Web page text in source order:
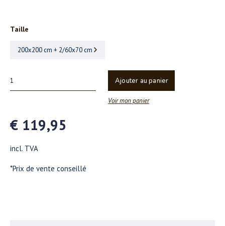
Taille
200x200 cm + 2/60x70 cm
Ajouter au panier
Voir mon panier
€ 119,95
incl. TVA
*Prix de vente conseillé